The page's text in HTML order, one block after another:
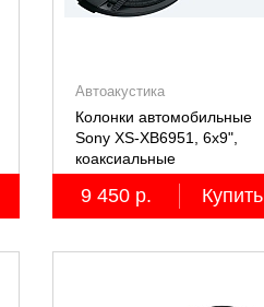
Автоакустика
Колонки автомобильные
Sony XS-XB6951, 6х9",
коаксиальные
пятиполосные, 2 шт.
9 450 р. Купить